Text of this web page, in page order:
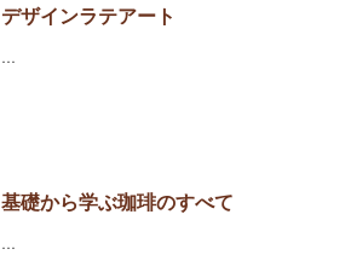
デザインラテアート
…
基礎から学ぶ珈琲のすべて
…